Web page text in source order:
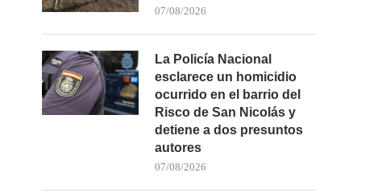
07/08/2026
La Policía Nacional
esclarece un homicidio
ocurrido en el barrio del
Risco de San Nicolás y
detiene a dos presuntos
autores
07/08/2026